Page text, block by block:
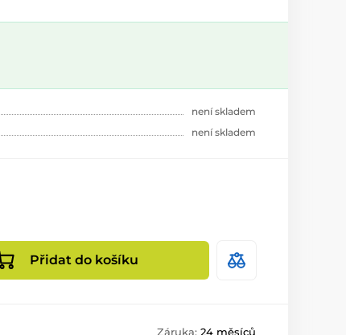
není skladem
není skladem
Přidat do košíku
Záruka: 24 měsíců